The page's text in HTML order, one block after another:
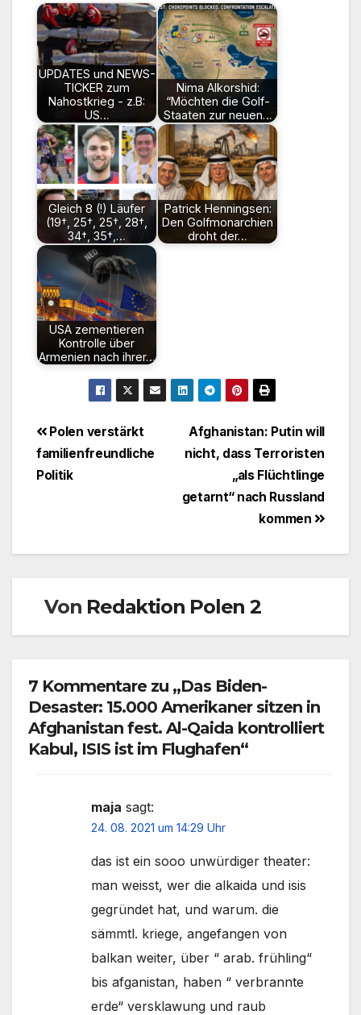
UPDATES und NEWS-
TICKER zum
Nahostkrieg - z.B:
US…
Nima Alkorshid:
“Möchten die Golf-
Staaten zur neuen…
Gleich 8 (!) Läufer
(19†, 25†, 25†, 28†,
34†, 35†,…
Patrick Henningsen:
Den Golfmonarchien
droht der…
USA zementieren
Kontrolle über
Armenien nach ihrer…
Beitragsnavigation
Afghanistan: Putin will
nicht, dass Terroristen
„als Flüchtlinge
getarnt“ nach Russland
kommen
Polen verstärkt
familienfreundliche
Politik
Von Redaktion Polen 2
7 Kommentare zu „Das Biden-
Desaster: 15.000 Amerikaner sitzen in
Afghanistan fest. Al-Qaida kontrolliert
Kabul, ISIS ist im Flughafen“
maja sagt:
24. 08. 2021 um 14:29 Uhr
das ist ein sooo unwürdiger theater:
man weisst, wer die alkaida und isis
gegründet hat, und warum. die
sämmtl. kriege, angefangen von
balkan weiter, über “ arab. frühling“
bis afganistan, haben “ verbrannte
erde“ versklawung und raub